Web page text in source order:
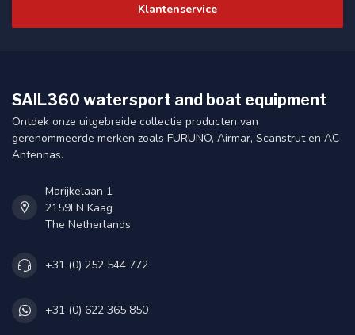
Klantenservice
SAIL360 watersport and boat equipment
Ontdek onze uitgebreide collectie producten van
gerenommeerde merken zoals FURUNO, Airmar, Scanstrut en AC
Antennas.
Marijkelaan 1
2159LN Kaag
The Netherlands
+31 (0) 252 544 772
+31 (0) 622 365 850